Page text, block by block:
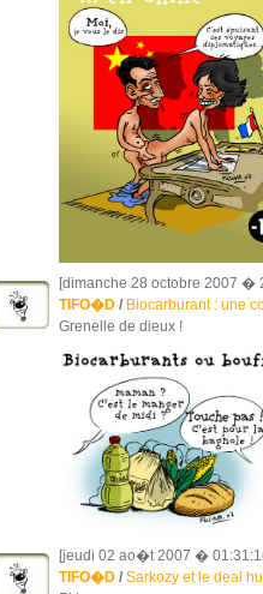
[dimanche 28 octobre 2007 �
TIFO�D/ Biocarburant : une
Grenelle de dieux !
[jeudi 02 ao�t 2007 �
TIFO�D/ Sarkozy et le deal